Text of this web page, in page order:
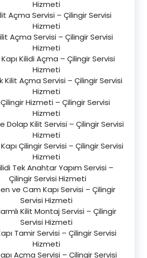
Hizmeti
Açma Servisi – Çilingir Servisi
Hizmeti
Açma Servisi – Çilingir Servisi
Hizmeti
Kilidi Açma – Çilingir Servisi
Hizmeti
Kilit Açma Servisi – Çilingir Servisi
Hizmeti
Çilingir Hizmeti – Çilingir Servisi
Hizmeti
Dolap Kilit Servisi – Çilingir Servisi
Hizmeti
Çilingir Servisi – Çilingir Servisi
Hizmeti
Tek Anahtar Yapım Servisi –
Çilingir Servisi Hizmeti
ve Cam Kapı Servisi – Çilingir
Servisi Hizmeti
Kilit Montaj Servisi – Çilingir
Servisi Hizmeti
Tamir Servisi – Çilingir Servisi
Hizmeti
Açma Servisi – Çilingir Servisi